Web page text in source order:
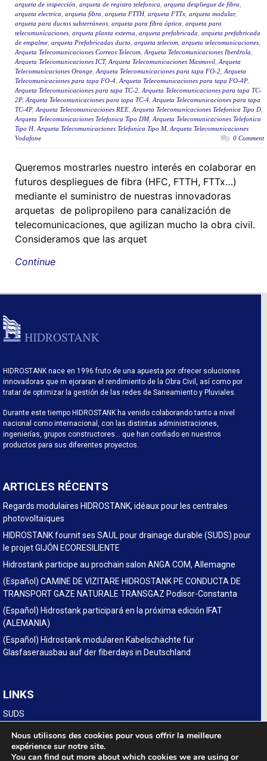
arqueta de inspección arqueta de registro telefonica arqueta despliegue de fibra
arqueta electrica arqueta fibra arqueta FTTH, arqueta FTTx arqueta modular,
arqueta para ductos subterráneos arqueta para fibra óptica arqueta para
telecomunicaciones arqueta planta externa arqueta prefabricada arqueta prefabricada
de empalme arqueta Prefabricadas ducto arqueta telecom arqueta telecomunicaciones
Arqueta Telecomunicaciones Correos Telecom Arqueta Telecomunicaciones Iberdrola
Arqueta Telecomunicaciones ICT, Arqueta Telecomunicaciones Masmovil Arqueta
Telecomunicaciones Orange Arqueta Telecomunicaciones para tapa FO-2 Arqueta
Telecomunicaciones para tapa FO-4 Arqueta Telecomunicaciones para tapa FO-4P,
Arqueta Telecomunicaciones para tapa TC-2 Arqueta Telecomunicaciones para tapa TC-
2P, Arqueta Telecomunicaciones para tapa TC-4 Arqueta Telecomunicaciones para tapa
TC-4P, Arqueta Telecomunicaciones REE Arqueta Telecomunicaciones Telefonica Tipo D
Arqueta Telecomunicaciones Telefonica Tipo DM, Arqueta Telecomunicaciones Telefonica
Tipo H, Arqueta Telecomunicaciones Telefonica Tipo M, Arqueta Telecomunicaciones
Vodafone
0 Comment
Queremos mostrarles nuestro interés en colaborar en
futuros despliegues de fibra (HFC, FTTH, FTTx…)
mediante el suministro de nuestras innovadoras
arquetas de polipropileno para canalización de
telecomunicaciones, que agilizan mucho la obra civil.
Consideramos que las arquet
Continue
HIDROSTANK nace en 1996 fruto de una apuesta por ofrecer soluciones
innovadoras que m ejoraran el rendimiento de la Obra Civil, así como por
tratar de optimizar la gestión de las redes de Saneamiento y Pluviales.
Durante este tiempo HIDROSTANK ha venido colaborando tanto a nivel
nacional como internacional, con las distintas administraciones,
ingenierías, grupos constructores… que han confiado en nuestros
productos para sus diferentes proyectos.
ARTICLES RÉCENTS
Regards modulaires HIDROSTANK, idéaux pour les centrales
photovoltaïques
HIDROSTANK fournit ses SAUL pour drainage durable (SUDS) pour
le projet GIJÓN ECORESILIENTE
Hidrostank participe au prochain salon ANGA COM, Allemagne
(Español) CAMINE DE VIZITARE HIDROSTANK PE CONDUCTA DE
TRANSPORT GAZE NATURALE TRANSGAZ Podisor-Constanta
(Español) Hidrostank participará en la próxima edición IFAT
(ALEMANIA)
(Español) Hidrostank modularen Kabelschächte für
Glasfaserausbau auf der fiberdays in Deutschland
LINKS
SUDS
LegalNous utilisons des cookies pour vous offrir la meilleure
expérience sur notre site.
You can find out more about which cookies we are using or